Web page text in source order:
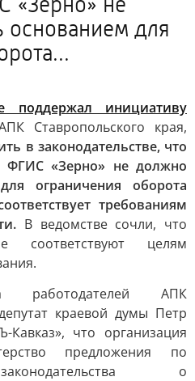
для
поддержал инициативу
Ставропольского края,
в законодательстве, что
ФГИС «Зерно» не должно
ограничения оборота
требованиям
В ведомстве сочли, что
соответствуют целям
работодателей АПК
краевой думы Петр
что организация
предложения по
о